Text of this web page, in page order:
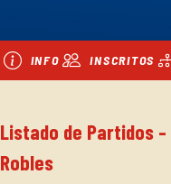
INFO INSCRITOS
Listado de Partidos -
Robles